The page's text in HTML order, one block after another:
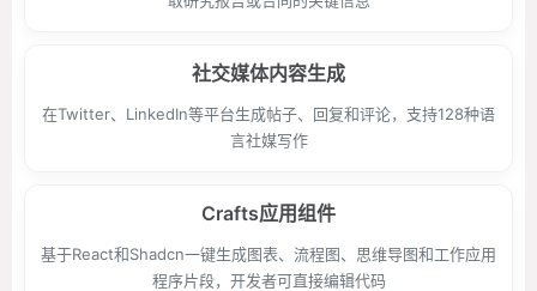
社交媒体内容生成
在Twitter、LinkedIn等平台生成帖子、回复和评论，支持128种语
言社媒写作
Crafts应用组件
基于React和Shadcn一键生成图表、流程图、思维导图和工作应用
程序片段，开发者可直接编辑代码